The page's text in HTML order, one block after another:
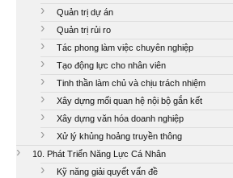
Quản trị dự án
Quản trị rủi ro
Tác phong làm việc chuyên nghiệp
Tạo động lực cho nhân viên
Tinh thần làm chủ và chịu trách nhiệm
Xây dựng mối quan hệ nội bộ gắn kết
Xây dựng văn hóa doanh nghiệp
Xử lý khủng hoảng truyền thông
10. Phát Triển Năng Lực Cá Nhân
Kỹ năng giải quyết vấn đề